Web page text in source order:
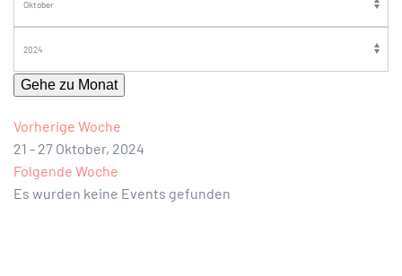
Gehe zu Monat
Vorherige Woche
21 - 27 Oktober, 2024
Folgende Woche
Es wurden keine Events gefunden